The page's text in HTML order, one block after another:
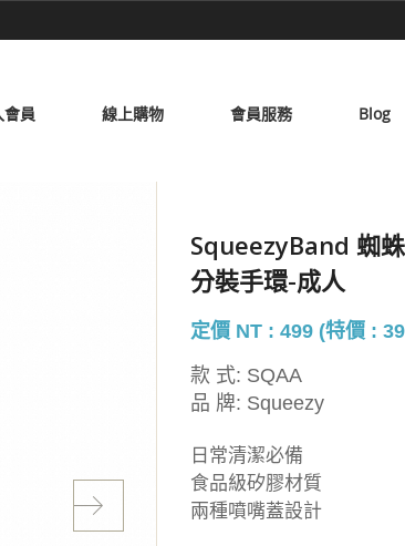
會員 線上購物 會員服務 Blog
SqueezyBand 蜘
分裝手環-成人
定價 NT : 499 (特價 :
款 式: SQAA
品 牌: Squeezy
日常清潔必備
食品級矽膠材質
兩種噴嘴蓋設計